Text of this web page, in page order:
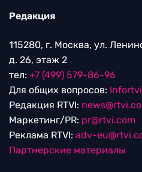
Редакция
115280, г. Москва, ул.
д. 26, этаж 2
тел: +7 (499) 579-86-96
Для общих вопросов:
Редакция RTVI:
Маркетинг/PR: pr@rtvi.com
Реклама RTVI: adv-
Партнерские материалы